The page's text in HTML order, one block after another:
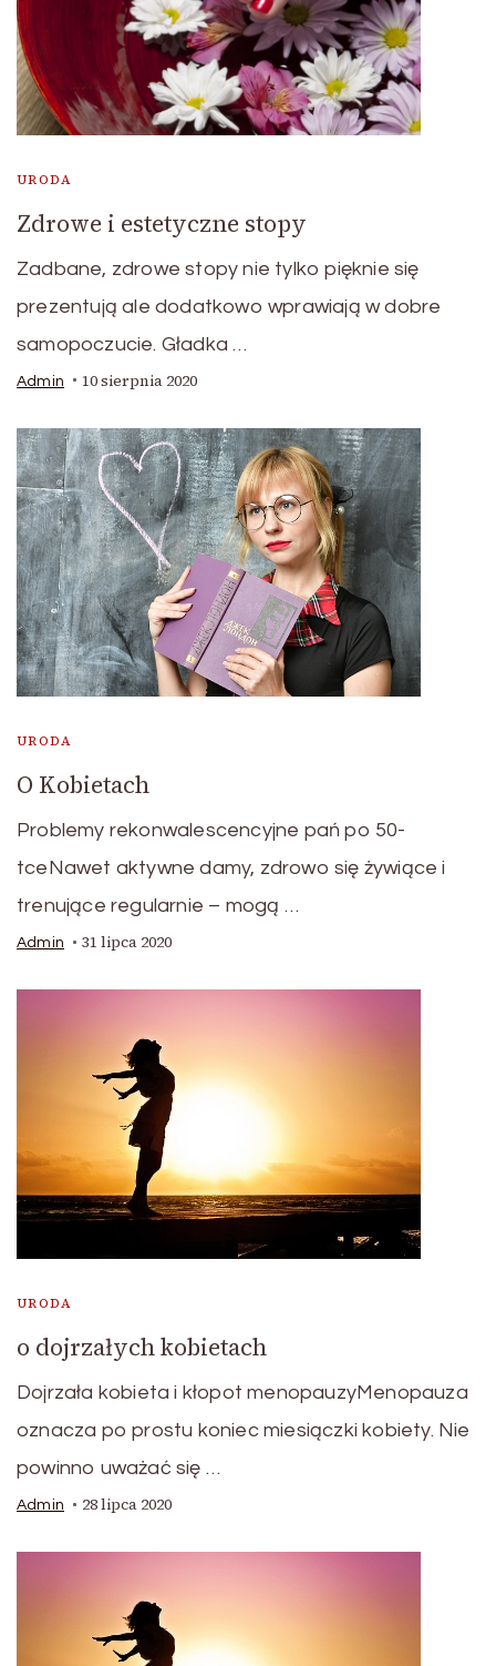
URODA
Zdrowe i estetyczne stopy
Zadbane, zdrowe stopy nie tylko pięknie się
prezentują ale dodatkowo wprawiają w dobre
samopoczucie. Gładka …
Admin 10 sierpnia 2020
URODA
O Kobietach
Problemy rekonwalescencyjne pań po 50-
tceNawet aktywne damy, zdrowo się żywiące i
trenujące regularnie – mogą …
Admin 31 lipca 2020
URODA
o dojrzałych kobietach
Dojrzała kobieta i kłopot menopauzyMenopauza
oznacza po prostu koniec miesiączki kobiety. Nie
powinno uważać się …
Admin 28 lipca 2020